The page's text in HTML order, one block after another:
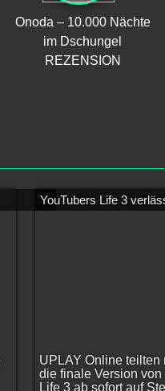
Onoda – 10.000 Nächte
im Dschungel
REZENSION
YouTubers Life 3
UPLAY Online teilten
die finale Version von
Life 3 ab sofort auf